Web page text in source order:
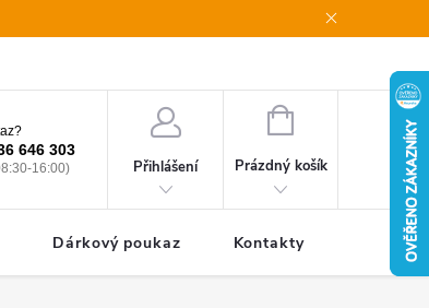
646 303
16:00) Přihlášení
NÁKUPNÍ
Prázdný košík
Dárkový poukaz Kontakty